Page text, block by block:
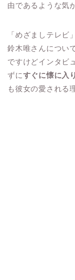
由であるような気
「めざましテレビ
鈴木唯さんについ
ですけどインタビ
ずにすぐに懐に入
も彼女の愛される